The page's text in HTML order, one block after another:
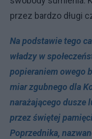
przez bardzo długi
Na podstawie tego
władzy w
popieraniem owego
miar zgubnego dla
narażającego dusze
przez świętej
Poprzednika,